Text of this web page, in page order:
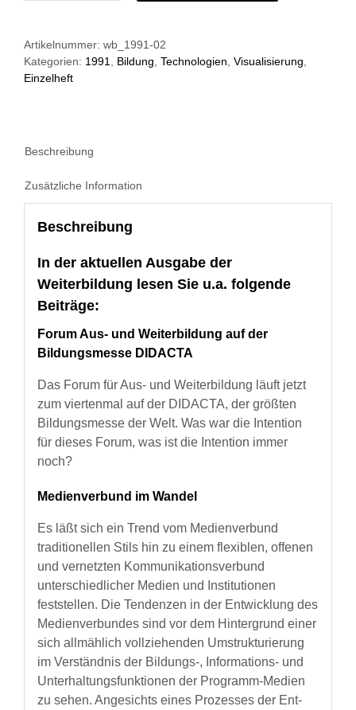
02/1991:
Neue
Artikelnummer: wb_1991-02
Kategorien: 1991, Bildung, Technologien, Visualisierung,
Einzelheft
Beschreibung
Zusätzliche Information
Beschreibung
In der aktuellen Ausgabe der
Weiterbildung lesen Sie u.a. folgende
Beiträge:
Forum Aus- und Weiterbildung auf der
Bildungsmesse DIDACTA
Das Forum für Aus- und Weiterbildung läuft jetzt
zum viertenmal auf der DIDACTA, der größten
Bildungsmesse der Welt. Was war die Intention
für dieses Forum, was ist die Intention immer
noch?
Medienverbund im Wandel
Es läßt sich ein Trend vom Medienverbund
traditionellen Stils hin zu einem flexiblen, offenen
und vernetzten Kommunikationsverbund
unterschiedlicher Medien und Institutionen
feststellen. Die Tendenzen in der Entwicklung des
Medienverbundes sind vor dem Hintergrund einer
sich allmählich vollziehenden Umstrukturierung
im Verständnis der Bildungs-, Informations- und
Unterhaltungsfunktionen der Programm-Medien
zu sehen. Angesichts eines Prozesses der Ent-